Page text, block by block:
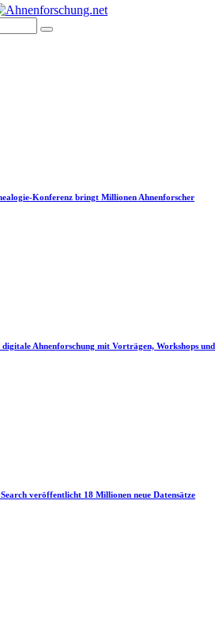
Konferenz bringt Millionen Ahnenforscher
Ahnenforschung mit Vorträgen, Workshops und
veröffentlicht 18 Millionen neue Datensätze